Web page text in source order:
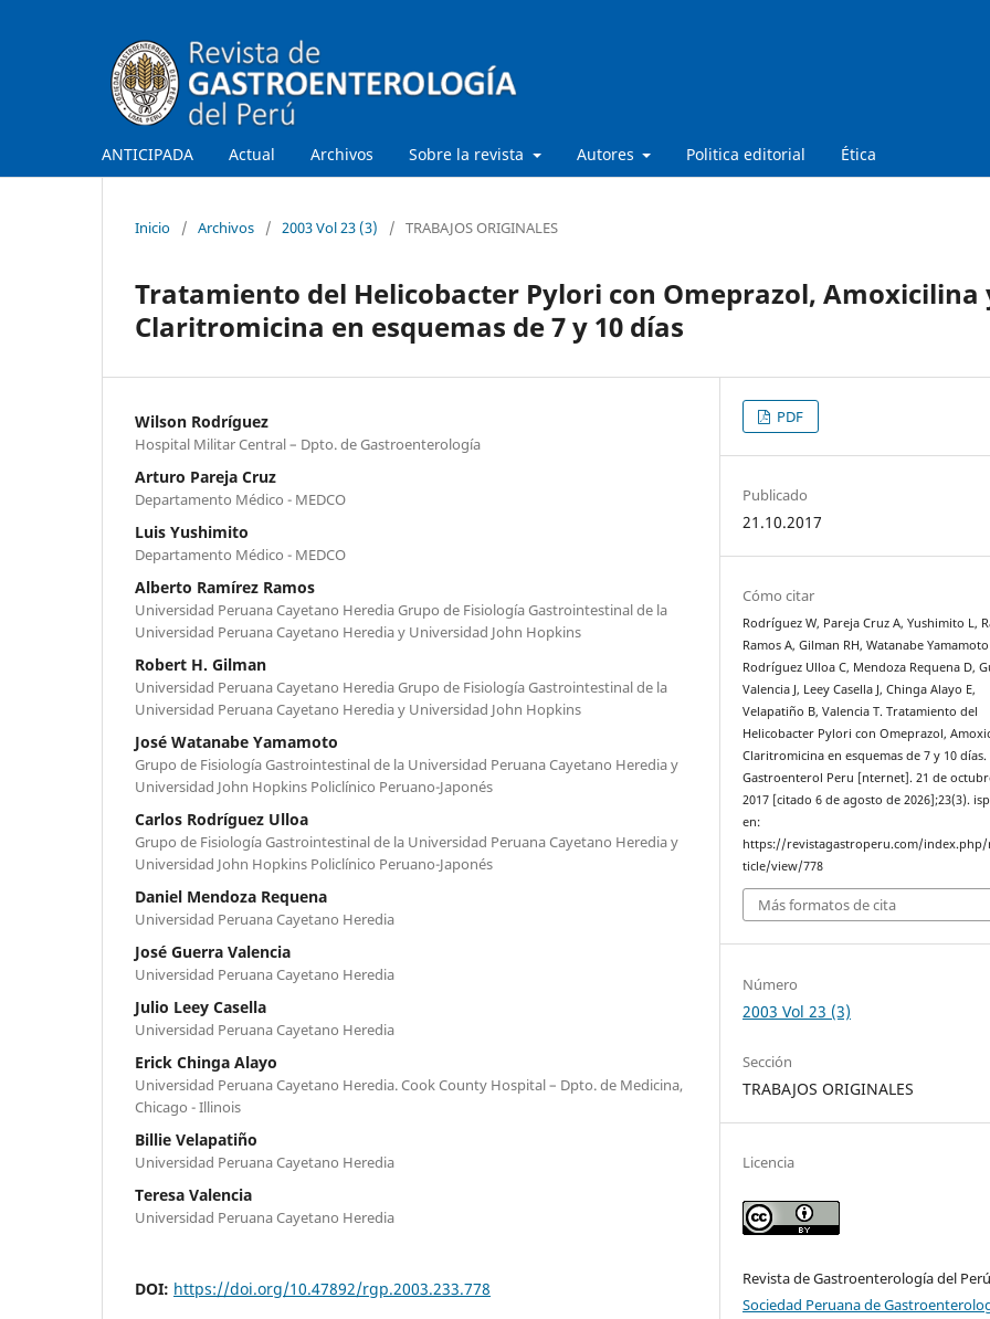
ANTICIPADA Actual Archivos Sobre la revista Autores Politica editorial Ética
Inicio / Archivos / 2003 Vol 23 (3) / TRABAJOS ORIGINALES
Tratamiento del Helicobacter Pylori con Omeprazol, Amoxicilina
Claritromicina en esquemas de 7 y 10 días
Wilson Rodríguez
Hospital Militar Central – Dpto. de Gastroenterología
Arturo Pareja Cruz
Departamento Médico - MEDCO
Luis Yushimito
Departamento Médico - MEDCO
Alberto Ramírez Ramos
Universidad Peruana Cayetano Heredia Grupo de Fisiología Gastrointestinal de la
Universidad Peruana Cayetano Heredia y Universidad John Hopkins
Robert H. Gilman
Universidad Peruana Cayetano Heredia Grupo de Fisiología Gastrointestinal de la
Universidad Peruana Cayetano Heredia y Universidad John Hopkins
José Watanabe Yamamoto
Grupo de Fisiología Gastrointestinal de la Universidad Peruana Cayetano Heredia y
Universidad John Hopkins Policlínico Peruano-Japonés
Carlos Rodríguez Ulloa
Grupo de Fisiología Gastrointestinal de la Universidad Peruana Cayetano Heredia y
Universidad John Hopkins Policlínico Peruano-Japonés
Daniel Mendoza Requena
Universidad Peruana Cayetano Heredia
José Guerra Valencia
Universidad Peruana Cayetano Heredia
Julio Leey Casella
Universidad Peruana Cayetano Heredia
Erick Chinga Alayo
Universidad Peruana Cayetano Heredia. Cook County Hospital – Dpto. de Medicina,
Chicago - Illinois
Billie Velapatiño
Universidad Peruana Cayetano Heredia
Teresa Valencia
Universidad Peruana Cayetano Heredia
DOI: https://doi.org/10.47892/rgp.2003.233.778
PDF
Publicado
21.10.2017
Cómo citar
Rodríguez W, Pareja Cruz A, Yushimito L,
Ramos A, Gilman RH, Watanabe Yamamoto
Rodríguez Ulloa C, Mendoza Requena D,
Valencia J, Leey Casella J, Chinga Alayo E,
Velapatiño B, Valencia T. Tratamiento del
Helicobacter Pylori con Omeprazol,
Claritromicina en esquemas de 7 y 10 días.
Gastroenterol Peru [nternet]. 21 de
2017 [citado 6 de agosto de 2026];23(3).
en:
https://revistagastroperu.com/
ticle/view/778
Más formatos de cita
Número
2003 Vol 23 (3)
Sección
TRABAJOS ORIGINALES
Licencia
Revista de Gastroenterología del
Sociedad Peruana de